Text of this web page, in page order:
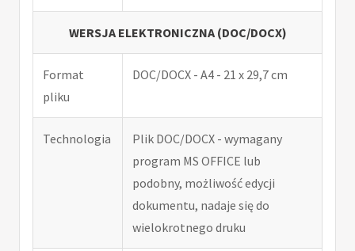
WERSJA ELEKTRONICZNA (DOC/DOCX)
Format
pliku
DOC/DOCX - A4 - 21 x 29,7 cm
Technologia
Plik DOC/DOCX - wymagany
program MS OFFICE lub
podobny, możliwość edycji
dokumentu, nadaje się do
wielokrotnego druku